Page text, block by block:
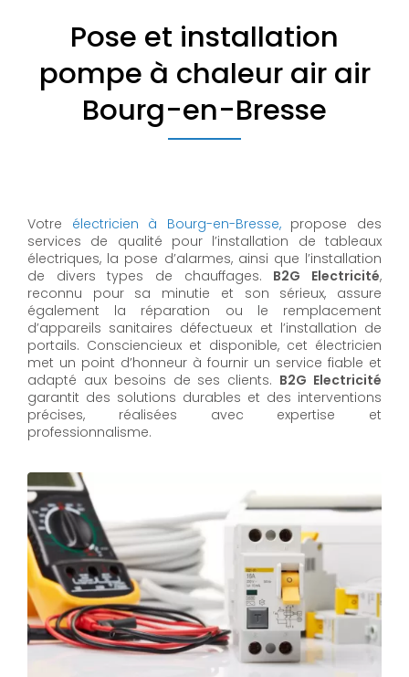
Pose et installation
pompe à chaleur air air
Bourg-en-Bresse
Votre électricien à Bourg-en-Bresse,propose des
services de qualité pour l’installation de tableaux
électriques, la pose d’alarmes, ainsi que l’installation
de divers types de chauffages. B2G Electricité,
reconnu pour sa minutie et son sérieux, assure
également la réparation ou le remplacement
d’appareils sanitaires défectueux et l’installation de
portails. Consciencieux et disponible, cet électricien
met un point d’honneur à fournir un service fiable et
adapté aux besoins de ses clients. B2G Electricité
garantit des solutions durables et des interventions
précises, réalisées avec expertise et
professionnalisme.